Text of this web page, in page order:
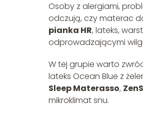
Osoby z alergiami,
odczują, czy materac
pianka HR, lateks,
odprowadzającymi
W tej grupie warto
lateks Ocean Blue z
Sleep Materasso,
mikroklimat snu.